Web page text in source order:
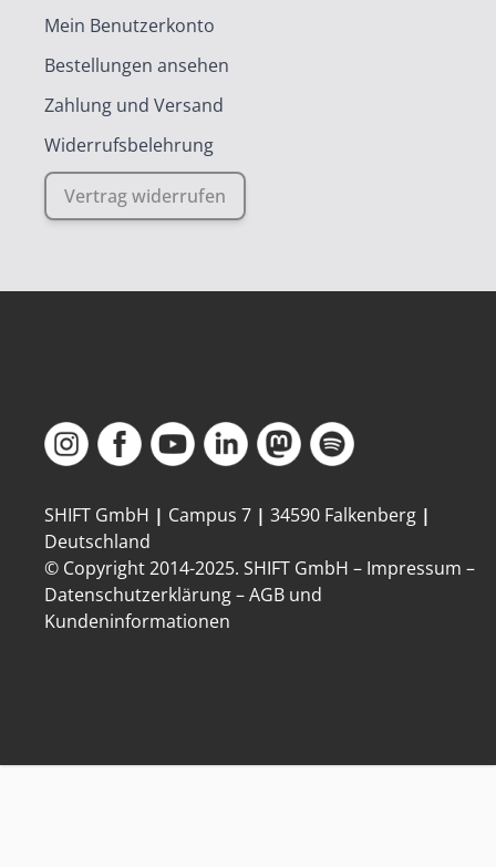
Mein Benutzerkonto
Bestellungen ansehen
Zahlung und Versand
Widerrufsbelehrung
Vertrag widerrufen
SHIFT GmbH | Campus 7 | 34590 Falkenberg |
Deutschland
© Copyright 2014-2025. SHIFT GmbH – Impressum –
Datenschutzerklärung–AGB und
Kundeninformationen